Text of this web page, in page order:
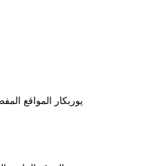
يوربكار المواقع